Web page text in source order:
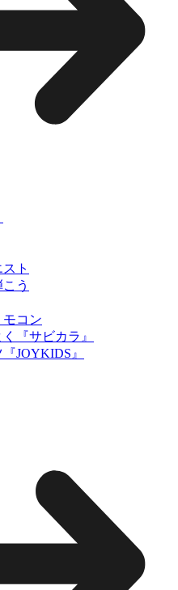
ト
う
モコン
『サビカラ』
JOYKIDS』